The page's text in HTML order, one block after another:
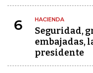
6 HACIENDA
Seguridad,
embajadas,
presidente